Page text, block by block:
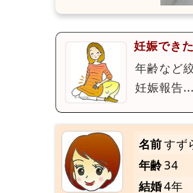
妊娠でき
年齢など
妊娠報告...
名前すず
年齢34
結婚4年